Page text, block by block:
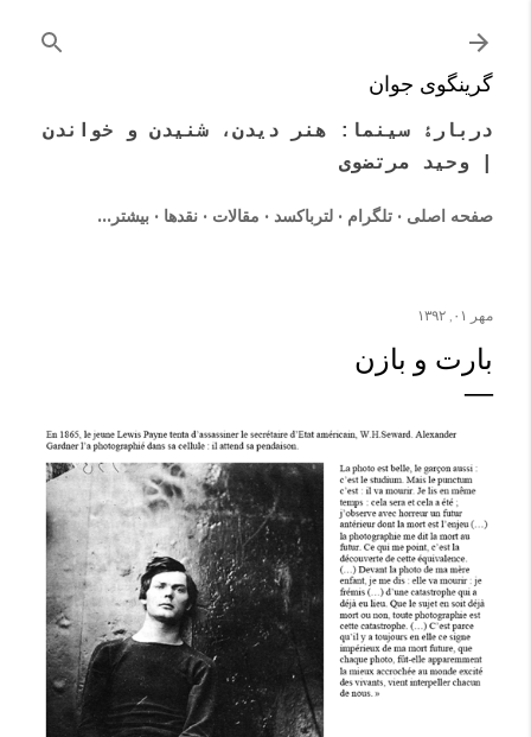
گرینگوی جوان
دربارۀ سینما: هنر دیدن، شنیدن و خواندن
| وحید مرتضوی
صفحه اصلی تلگرام لترباکسد مقالات نقدها ‏بیشتر…
مهر ۰۱, ۱۳۹۲
بارت و بازن